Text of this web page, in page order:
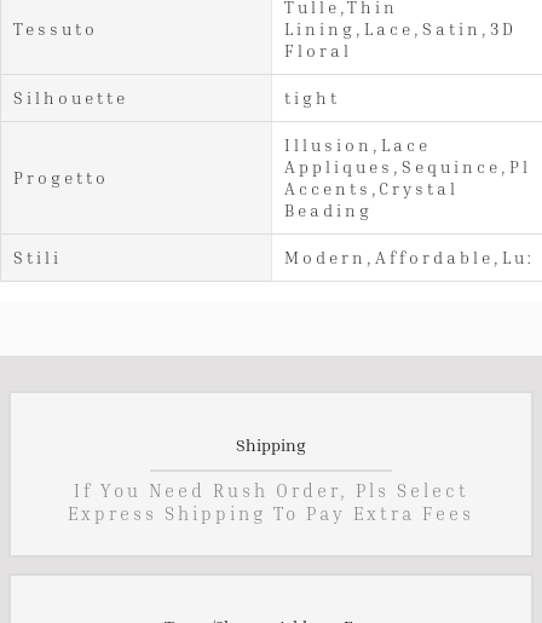
Tessuto
Tulle,Thin
Lining,Lace,Satin,3D
Floral
Silhouette tight
Progetto
Illusion,Lace
Accents,Crystal
Beading
Stili
Shipping
If You Need Rush Order, Pls Select
Express Shipping To Pay Extra Fees